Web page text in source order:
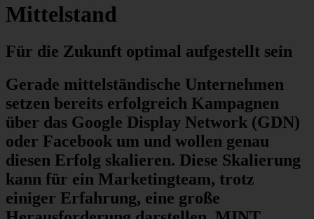
Mittelstand
Für die Zukunft optimal aufgestellt sein
Gerade mittelständische Unternehmen
setzen bereits erfolgreich Kampagnen
über das Google Display Network (GDN)
oder Facebook um und wollen genau
diesen Erfolg skalieren. Diese Skalierung
kann für ein Marketingteam, trotz
einiger Erfahrung, eine große